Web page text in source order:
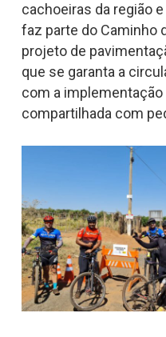
cachoeiras da região
faz parte do Caminho
projeto de
que se garanta a
com a
compartilhada com